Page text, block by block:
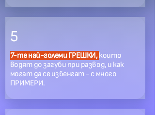
5
7-те най-големи ГРЕШКИ,които
водят до загуби при развод, и как
могат да се избенгат - с много
ПРИМЕРИ.